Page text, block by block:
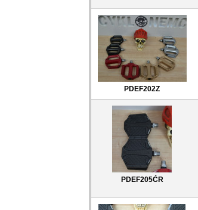
PDEF202Z
PDEF205ĆR